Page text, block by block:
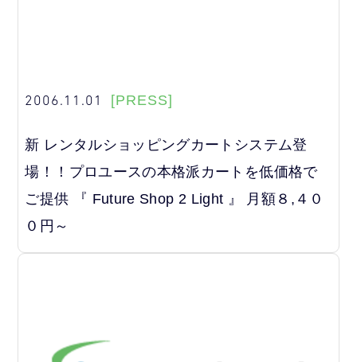
2006.11.01 [PRESS]
新 レンタルショッピングカートシステム登
場！！プロユースの本格派カートを低価格で
ご提供 『 Future Shop 2 Light 』 月額８,４０
０円～